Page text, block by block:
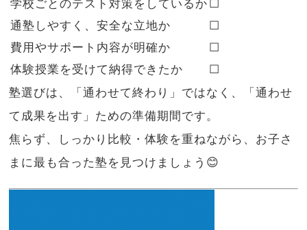
学校ごとのテスト対策をしているか ☐
通塾しやすく、安全な立地か
☐
費用やサポート内容が明確か
☐
体験授業を受けて納得できたか
☐
塾選びは、「通わせて終わり」ではなく、「通わせ
て成果を出す」ための準備期間です。
焦らず、しっかり比較・体験を重ねながら、お子さ
まに最も合った塾を見つけましょう😊